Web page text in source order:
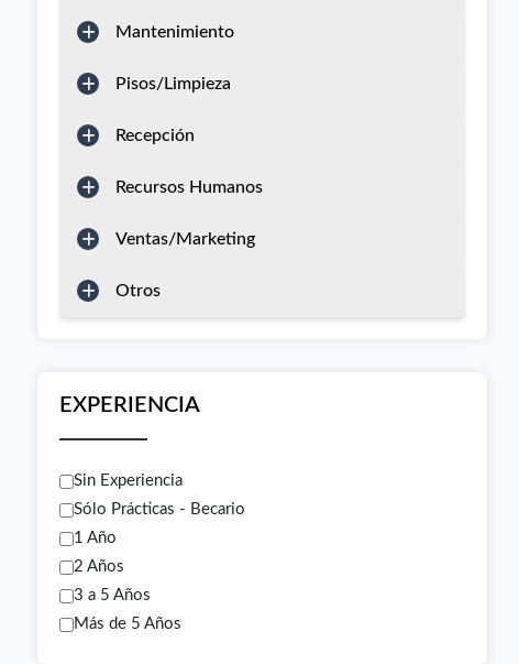
Mantenimiento
Pisos/Limpieza
Recepción
Recursos Humanos
Ventas/Marketing
Otros
EXPERIENCIA
Sin Experiencia
Sólo Prácticas - Becario
1 Año
2 Años
3 a 5 Años
Más de 5 Años